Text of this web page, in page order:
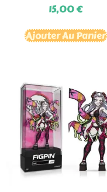
15,00€
Ajouter Au Panier